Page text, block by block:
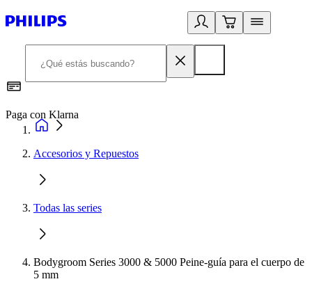
Paga con Klarna
Accesorios y Repuestos
Todas las series
Bodygroom Series 3000 & 5000 Peine-guía para el cuerpo de
5 mm